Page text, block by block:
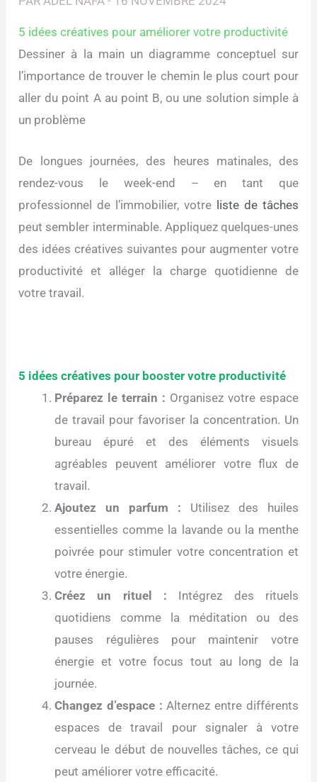
5 idées créatives pour améliorer votre productivité
Dessiner à la main un diagramme conceptuel sur
l’importance de trouver le chemin le plus court pour
aller du point A au point B, ou une solution simple à
un problème
De longues journées, des heures matinales, des
rendez-vous le week-end – en tant que
professionnel de l’immobilier, votre liste de tâches
peut sembler interminable. Appliquez quelques-unes
des idées créatives suivantes pour augmenter votre
productivité et alléger la charge quotidienne de
votre travail.
5 idées créatives pour booster votre productivité
Préparez le terrain : Organisez votre espace
de travail pour favoriser la concentration. Un
bureau épuré et des éléments visuels
agréables peuvent améliorer votre flux de
travail.
Ajoutez un parfum : Utilisez des huiles
essentielles comme la lavande ou la menthe
poivrée pour stimuler votre concentration et
votre énergie.
Créez un rituel : Intégrez des rituels
quotidiens comme la méditation ou des
pauses régulières pour maintenir votre
énergie et votre focus tout au long de la
journée.
Changez d’espace : Alternez entre différents
espaces de travail pour signaler à votre
cerveau le début de nouvelles tâches, ce qui
peut améliorer votre efficacité.